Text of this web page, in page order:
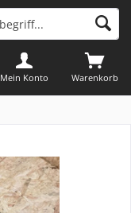
Warenkorb
Mein Konto